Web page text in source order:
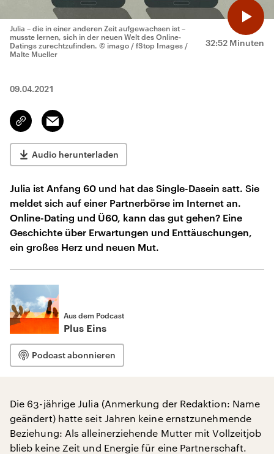
32:52 Minuten
Julia – die in einer anderen Zeit aufgewachsen ist –
musste lernen, sich in der neuen Welt des Online-
Datings zurechtzufinden. © imago / fStop Images /
Malte Mueller
09.04.2021
Link
kopieren/teilen
Email
Audio herunterladen
Julia ist Anfang 60 und hat das Single-Dasein satt. Sie
meldet sich auf einer Partnerbörse im Internet an.
Online-Dating und Ü60, kann das gut gehen? Eine
Geschichte über Erwartungen und Enttäuschungen,
ein großes Herz und neuen Mut.
Aus dem Podcast
Plus Eins
Podcast abonnieren
Die 63-jährige Julia (Anmerkung der Redaktion: Name
geändert) hatte seit Jahren keine ernstzunehmende
Beziehung: Als alleinerziehende Mutter mit Vollzeitjob
blieb keine Zeit und Energie für eine Partnerschaft.